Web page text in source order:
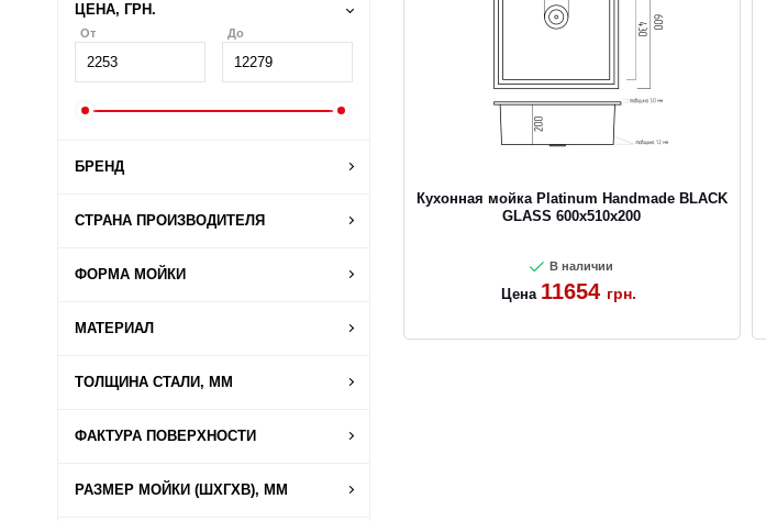
Кухонная мойка Platinum Handmade BLACK
GLASS 600x510x200
В наличии
Цена 11654 грн.
ЦЕНА, ГРН.
От До
БРЕНД
СТРАНА ПРОИЗВОДИТЕЛЯ
ФОРМА МОЙКИ
МАТЕРИАЛ
ТОЛЩИНА СТАЛИ, ММ
ФАКТУРА ПОВЕРХНОСТИ
РАЗМЕР МОЙКИ (ШХГХВ), ММ